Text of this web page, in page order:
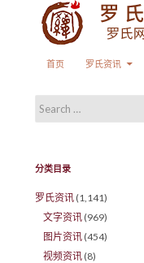
首页
罗氏资讯
Search for:
分类目录
罗氏资讯 (1,141)
文字资讯 (969)
图片资讯 (454)
视频资讯 (8)